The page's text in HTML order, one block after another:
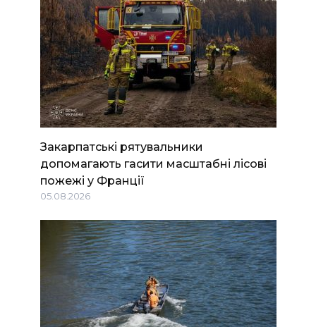
Закарпатські рятувальники
допомагають гасити масштабні лісові
пожежі у Франції
05.08.2026